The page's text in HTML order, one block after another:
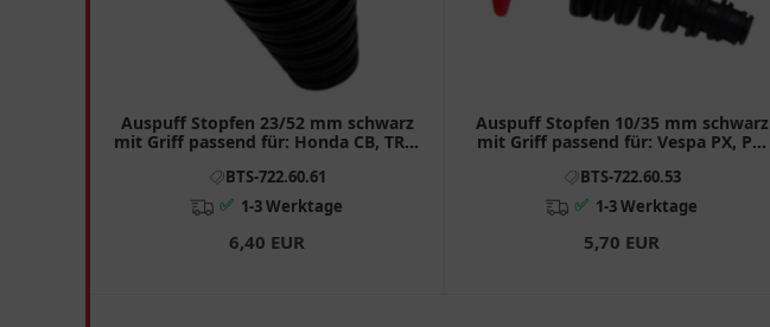
Auspuff Stopfen 23/52 mm schwarz
mit Griff passend für: Honda CB, TRX,
BTS-722.60.61
✅ 1-3 Werktage
6,40 EUR
Auspuff Stopfen 10/35 mm schwarz
mit Griff passend für: Vespa PX, PK,
BTS-722.60.53
✅ 1-3 Werktage
5,70 EUR